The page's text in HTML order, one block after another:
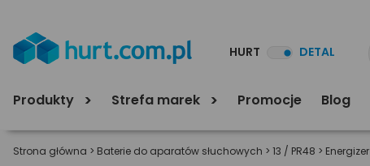
HURT DETAL
Produkty Strefa marek Promocje Blog
Strona główna > Baterie do aparatów słuchowych > 13 / PR48 > Energizer